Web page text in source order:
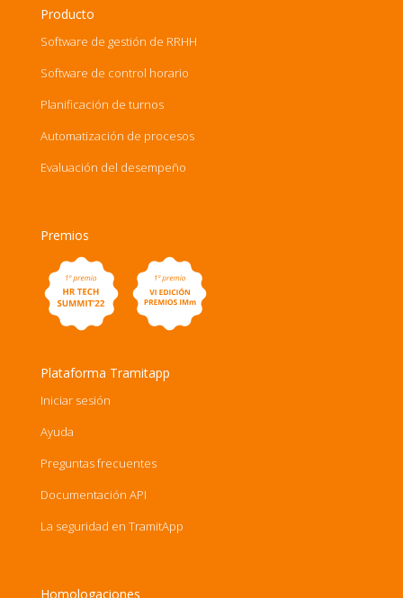
Producto
Software de gestión de RRHH
Software de control horario
Planificación de turnos
Automatización de procesos
Evaluación del desempeño
Premios
Plataforma Tramitapp
Iniciar sesión
Ayuda
Preguntas frecuentes
Documentación API
La seguridad en TramitApp
Homologaciones